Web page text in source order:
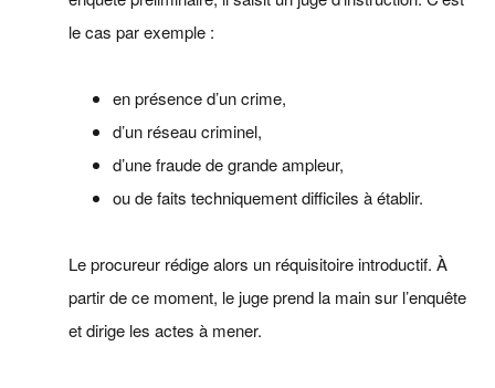
le cas par exemple :
en présence d’un crime,
d’un réseau criminel,
d’une fraude de grande ampleur,
ou de faits techniquement difficiles à établir.
Le procureur rédige alors un réquisitoire introductif. À
partir de ce moment, le juge prend la main sur l’enquête
et dirige les actes à mener.